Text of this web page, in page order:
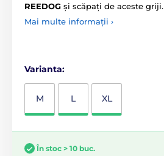
REEDOG și scăpați de aceste griji.
Mai multe informații ›
Varianta:
M L XL
În stoc > 10 buc.